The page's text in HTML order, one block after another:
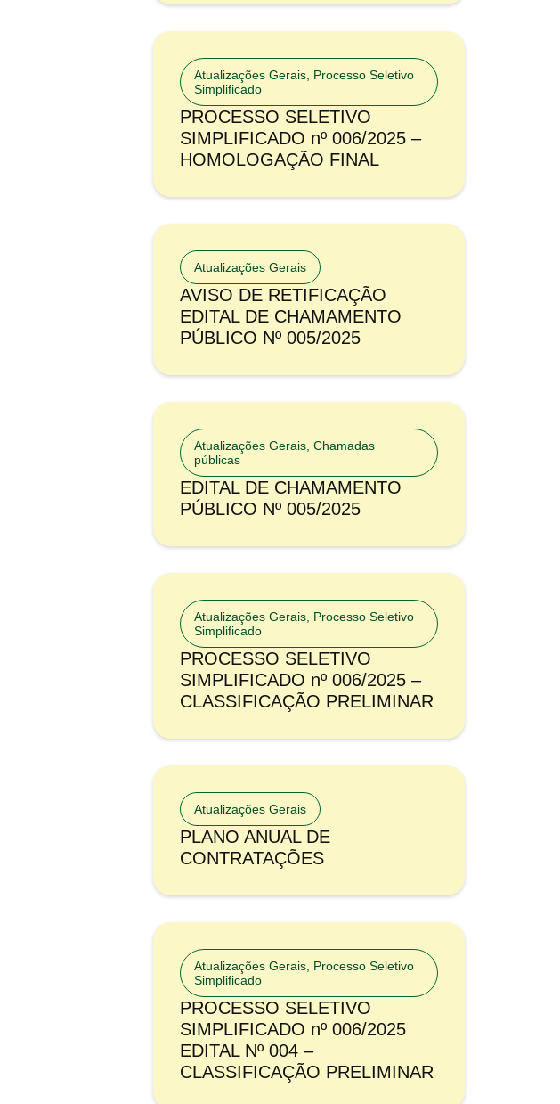
Atualizações Gerais Processo Seletivo
Simplificado
PROCESSO SELETIVO
SIMPLIFICADO nº 006/2025 –
HOMOLOGAÇÃO FINAL
Atualizações Gerais
AVISO DE RETIFICAÇÃO
EDITAL DE CHAMAMENTO
PÚBLICO Nº 005/2025
Atualizações Gerais Chamadas
públicas
EDITAL DE CHAMAMENTO
PÚBLICO Nº 005/2025
Atualizações Gerais Processo Seletivo
Simplificado
PROCESSO SELETIVO
SIMPLIFICADO nº 006/2025 –
CLASSIFICAÇÃO PRELIMINAR
Atualizações Gerais
PLANO ANUAL DE
CONTRATAÇÕES
Atualizações Gerais Processo Seletivo
Simplificado
PROCESSO SELETIVO
SIMPLIFICADO nº 006/2025
EDITAL Nº 004 –
CLASSIFICAÇÃO PRELIMINAR